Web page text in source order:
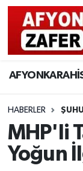
HABERLER
MHP'li
Yoğun